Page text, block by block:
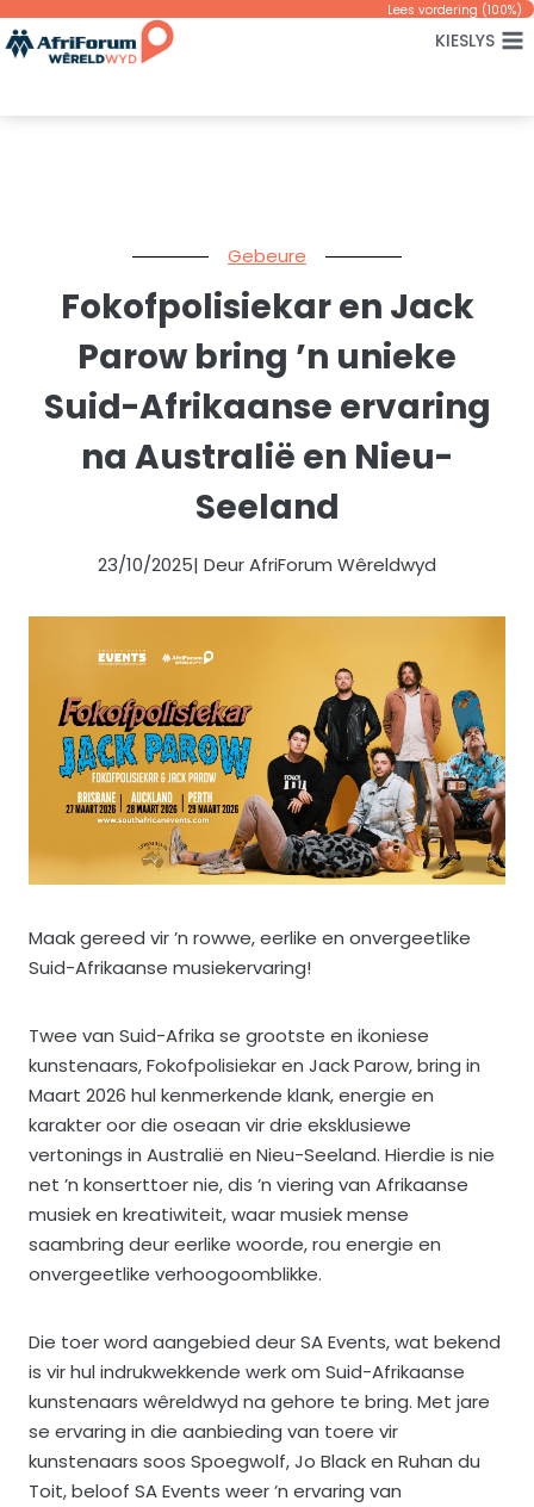
Skip
to
Lees vordering (100%)
KIESLYS
Gebeure
Fokofpolisiekar en Jack
Parow bring ’n unieke
Suid-Afrikaanse ervaring
na Australië en Nieu-
Seeland
23/10/2025| Deur AfriForum Wêreldwyd
Maak gereed vir ’n rowwe, eerlike en onvergeetlike
Suid-Afrikaanse musiekervaring!
Twee van Suid-Afrika se grootste en ikoniese
kunstenaars, Fokofpolisiekar en Jack Parow, bring in
Maart 2026 hul kenmerkende klank, energie en
karakter oor die oseaan vir drie eksklusiewe
vertonings in Australië en Nieu-Seeland. Hierdie is nie
net ’n konserttoer nie, dis ’n viering van Afrikaanse
musiek en kreatiwiteit, waar musiek mense
saambring deur eerlike woorde, rou energie en
onvergeetlike verhoogoomblikke.
Die toer word aangebied deur SA Events, wat bekend
is vir hul indrukwekkende werk om Suid-Afrikaanse
kunstenaars wêreldwyd na gehore te bring. Met jare
se ervaring in die aanbieding van toere vir
kunstenaars soos Spoegwolf, Jo Black en Ruhan du
Toit, beloof SA Events weer ’n ervaring van